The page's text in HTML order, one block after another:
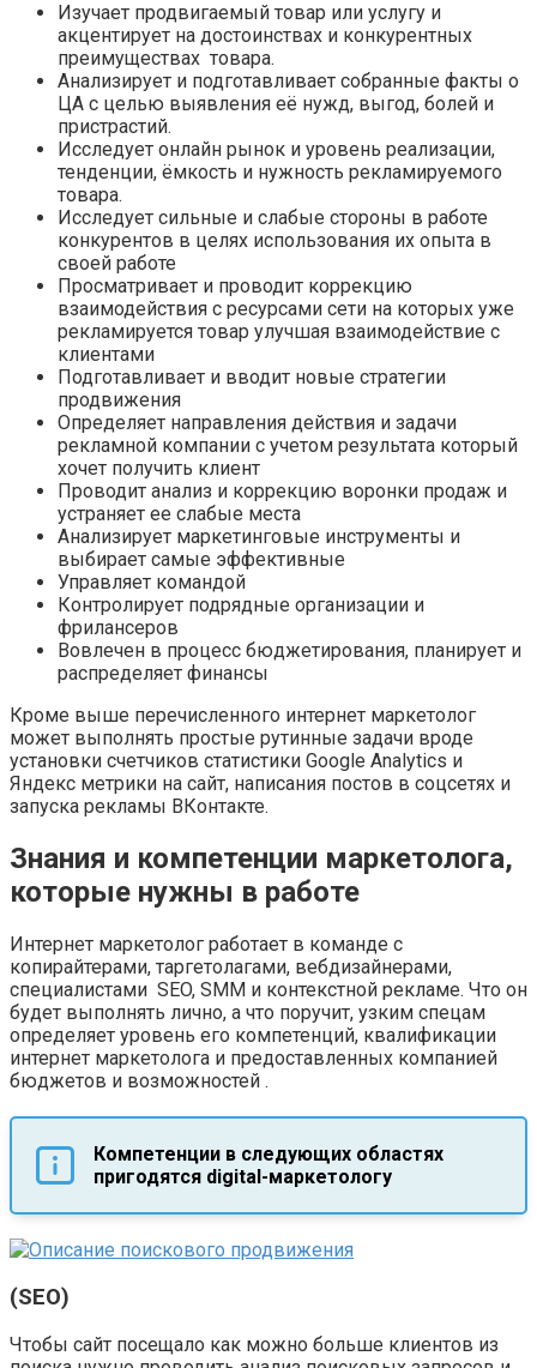
Изучает продвигаемый товар или услугу и
акцентирует на достоинствах и конкурентных
преимуществах товара.
Анализирует и подготавливает собранные факты о
ЦА с целью выявления её нужд, выгод, болей и
пристрастий.
Исследует онлайн рынок и уровень реализации,
тенденции, ёмкость и нужность рекламируемого
товара.
Исследует сильные и слабые стороны в работе
конкурентов в целях использования их опыта в
своей работе
Просматривает и проводит коррекцию
взаимодействия с ресурсами сети на которых уже
рекламируется товар улучшая взаимодействие с
клиентами
Подготавливает и вводит новые стратегии
продвижения
Определяет направления действия и задачи
рекламной компании с учетом результата который
хочет получить клиент
Проводит анализ и коррекцию воронки продаж и
устраняет ее слабые места
Анализирует маркетинговые инструменты и
выбирает самые эффективные
Управляет командой
Контролирует подрядные организации и
фрилансеров
Вовлечен в процесс бюджетирования, планирует и
распределяет финансы
Кроме выше перечисленного интернет маркетолог
может выполнять простые рутинные задачи вроде
установки счетчиков статистики Google Analytics и
Яндекс метрики на сайт, написания постов в соцсетях и
запуска рекламы ВКонтакте.
Знания и компетенции маркетолога,
которые нужны в работе
Интернет маркетолог работает в команде с
копирайтерами, таргетолагами, вебдизайнерами,
специалистами SEO, SMM и контекстной рекламе. Что он
будет выполнять лично, а что поручит, узким спецам
определяет уровень его компетенций, квалификации
интернет маркетолога и предоставленных компанией
бюджетов и возможностей .
Компетенции в следующих областях
пригодятся digital-маркетологу
(SEO)
Чтобы сайт посещало как можно больше клиентов из